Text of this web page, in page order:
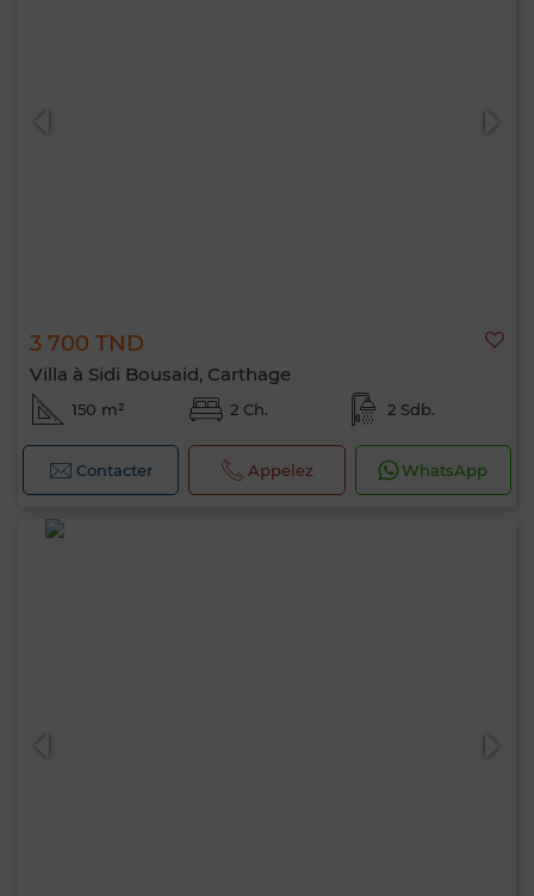
3 700 TND
Villa à Sidi Bousaid, Carthage
150 m² 2 Ch. 2 Sdb.
Contacter Appelez WhatsApp